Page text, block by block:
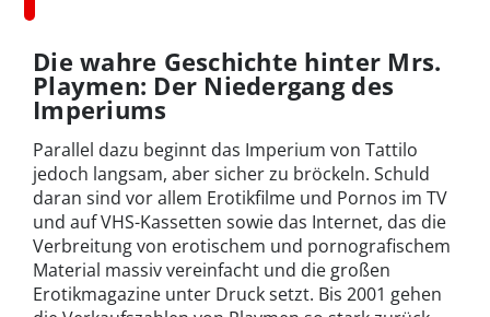
Die wahre Geschichte hinter Mrs.
Playmen: Der Niedergang des
Imperiums
Parallel dazu beginnt das Imperium von Tattilo
jedoch langsam, aber sicher zu bröckeln. Schuld
daran sind vor allem Erotikfilme und Pornos im TV
und auf VHS-Kassetten sowie das Internet, das die
Verbreitung von erotischem und pornografischem
Material massiv vereinfacht und die großen
Erotikmagazine unter Druck setzt. Bis 2001 gehen